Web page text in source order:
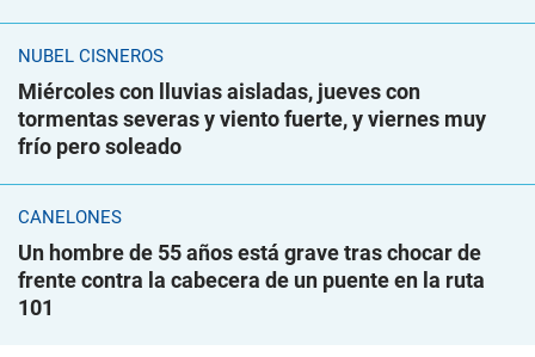
NUBEL CISNEROS
Miércoles con lluvias aisladas, jueves con
tormentas severas y viento fuerte, y viernes muy
frío pero soleado
CANELONES
Un hombre de 55 años está grave tras chocar de
frente contra la cabecera de un puente en la ruta
101